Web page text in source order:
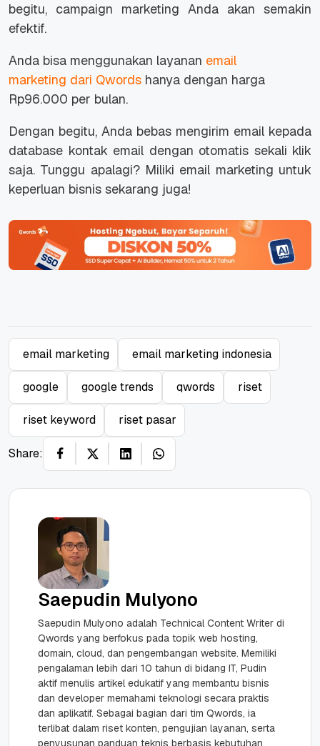
begitu, campaign marketing Anda akan semakin
efektif.
Anda bisa menggunakan layanan email
marketing dari Qwords hanya dengan harga
Rp96.000 per bulan.
Dengan begitu, Anda bebas mengirim email kepada
database kontak email dengan otomatis sekali klik
saja. Tunggu apalagi? Miliki email marketing untuk
keperluan bisnis sekarang juga!
email marketing email marketing indonesia
google google trends qwords riset
riset keyword riset pasar
Share:
Saepudin Mulyono
Saepudin Mulyono adalah Technical Content Writer di
Qwords yang berfokus pada topik web hosting,
domain, cloud, dan pengembangan website. Memiliki
pengalaman lebih dari 10 tahun di bidang IT, Pudin
aktif menulis artikel edukatif yang membantu bisnis
dan developer memahami teknologi secara praktis
dan aplikatif. Sebagai bagian dari tim Qwords, ia
terlibat dalam riset konten, pengujian layanan, serta
penyusunan panduan teknis berbasis kebutuhan